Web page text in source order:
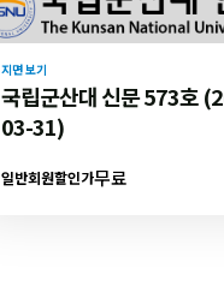
지면 보기
국립군산대 신문 573호
03-31)
일반회원할인가무료